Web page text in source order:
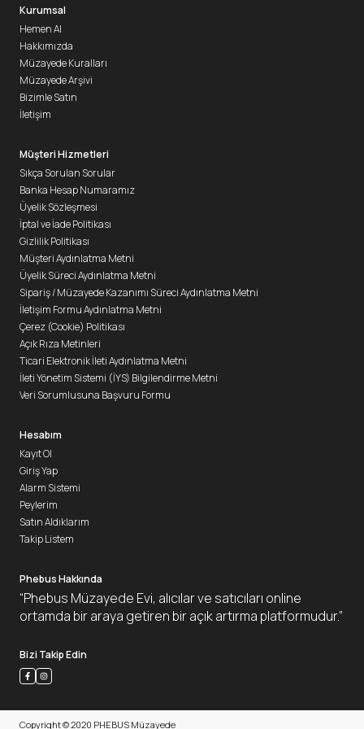
Phebus Hakkında
“Phebus Müzayede Evi, alıcılar ve satıcıları online
ortamda bir araya getiren bir açık artırma platformudur.”
Bizi Takip Edin
Kurumsal
Hemen Al
Hakkımızda
Müzayede Kuralları
Müzayede Arşivi
Bizimle Satın
İletişim
Müşteri Hizmetleri
Sıkça Sorulan Sorular
Banka Hesap Numaramız
Üyelik Sözleşmesi
İptal ve İade Politikası
Gizlilik Politikası
Müşteri Aydınlatma Metni
Üyelik Süreci Aydınlatma Metni
Sipariş / Müzayede Kazanımı Süreci Aydınlatma Metni
İletişim Formu Aydınlatma Metni
Çerez (Cookie) Politikası
Açık Rıza Metinleri
Ticari Elektronik İleti Aydınlatma Metni
İleti Yönetim Sistemi (İYS) Bilgilendirme Metni
Veri Sorumlusuna Başvuru Formu
Hesabım
Kayıt Ol
Giriş Yap
Alarm Sistemi
Peylerim
Satın Aldıklarım
Takip Listem
Copyright © 2020 PHEBUS Müzayede